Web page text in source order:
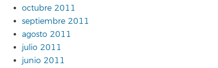
octubre 2011
septiembre 2011
agosto 2011
julio 2011
junio 2011